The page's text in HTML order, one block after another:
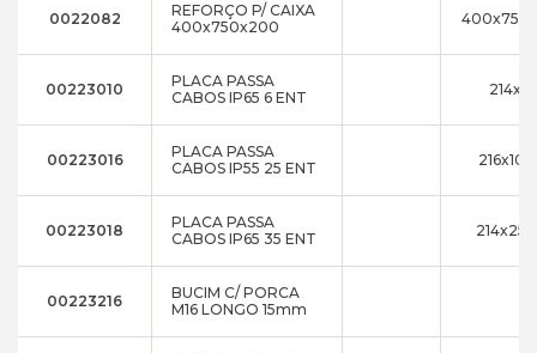
0022082
REFORÇO P/ CAIXA
400x750x200
00223010
PLACA PASSA
CABOS IP65 6 ENT
00223016
PLACA PASSA
CABOS IP55 25 ENT
00223018
PLACA PASSA
CABOS IP65 35 ENT
00223216
BUCIM C/ PORCA
M16 LONGO 15mm